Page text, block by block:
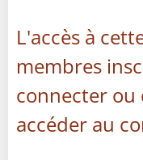
L'accès à
membres
connecter
accéder au